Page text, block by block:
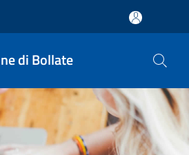
di Bollate